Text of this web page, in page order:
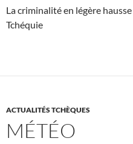
La criminalité en légère
Tchéquie
ACTUALITÉS TCHÈQUES
MÉTÉO